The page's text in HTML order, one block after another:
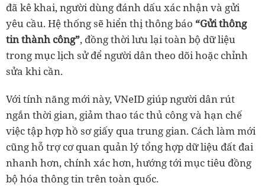
đã kê khai, người dùng đánh dấu xác nhận và gửi
yêu cầu. Hệ thống sẽ hiển thị thông báo “Gửi thông
tin thành công”, đồng thời lưu lại toàn bộ dữ liệu
trong mục lịch sử để người dân theo dõi hoặc chỉnh
sửa khi cần.
Với tính năng mới này, VNeID giúp người dân rút
ngắn thời gian, giảm thao tác thủ công và hạn chế
việc tập hợp hồ sơ giấy qua trung gian. Cách làm mới
cũng hỗ trợ cơ quan quản lý tổng hợp dữ liệu đất đai
nhanh hơn, chính xác hơn, hướng tới mục tiêu đồng
bộ hóa thông tin trên toàn quốc.